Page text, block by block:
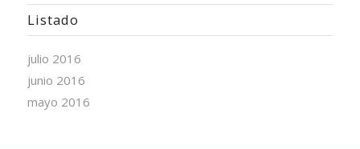
Listado
julio 2016
junio 2016
mayo 2016